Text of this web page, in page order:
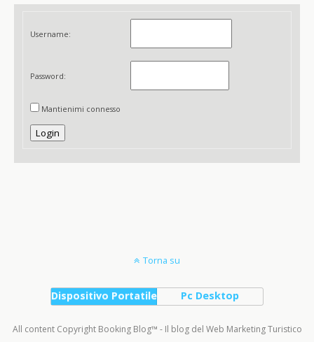
Username:
Password:
Mantienimi connesso
Login
Torna su
Dispositivo Portatile Pc Desktop
All content Copyright Booking Blog™ - Il blog del Web Marketing Turistico